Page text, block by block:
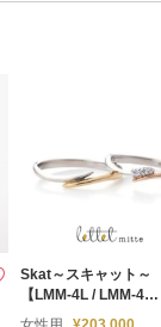
Skat～スキャット～
【LMM-4L / LMM-4
M】